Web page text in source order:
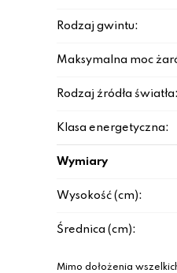
Rodzaj gwintu:
Maksymalna moc
Rodzaj źródła światła:
Klasa energetyczna:
Wymiary
Wysokość (cm):
Średnica (cm):
Mimo dołożenia